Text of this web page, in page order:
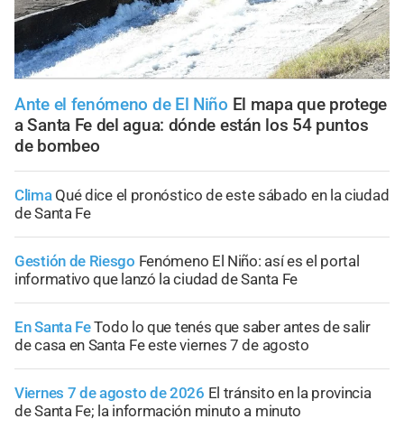
Ante el fenómeno de El Niño El mapa que protege
a Santa Fe del agua: dónde están los 54 puntos
de bombeo
Clima Qué dice el pronóstico de este sábado en la ciudad
de Santa Fe
Gestión de Riesgo Fenómeno El Niño: así es el portal
informativo que lanzó la ciudad de Santa Fe
En Santa FeTodo lo que tenés que saber antes de salir
de casa en Santa Fe este viernes 7 de agosto
Viernes 7 de agosto de 2026 El tránsito en la provincia
de Santa Fe; la información minuto a minuto